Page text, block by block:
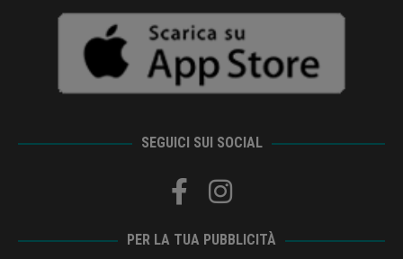
SEGUICI SUI SOCIAL
PER LA TUA PUBBLICITÀ